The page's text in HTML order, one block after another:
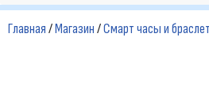
Главная/Магазин/Смарт часы и